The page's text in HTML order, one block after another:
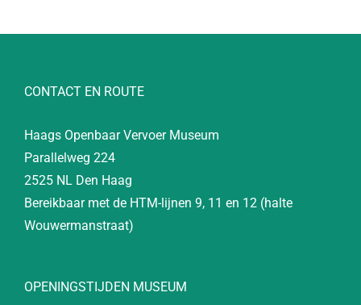
CONTACT EN ROUTE
Haags Openbaar Vervoer Museum
Parallelweg 224
2525 NL Den Haag
Bereikbaar met de HTM-lijnen 9, 11 en 12 (halte
Wouwermanstraat)
OPENINGSTIJDEN MUSEUM